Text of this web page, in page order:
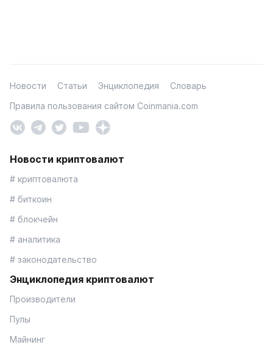
Новости Статьи Энциклопедия
Словарь
Правила пользования сайтом Coinmania.com
Новости криптовалют
# криптовалюта
# биткоин
# блокчейн
# аналитика
# законодательство
Энциклопедия криптовалют
Производители
Пулы
Майнинг